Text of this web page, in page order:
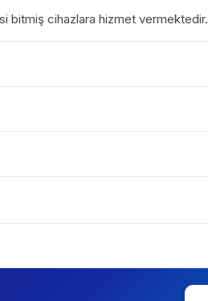
bitmiş cihazlara hizmet vermektedir.